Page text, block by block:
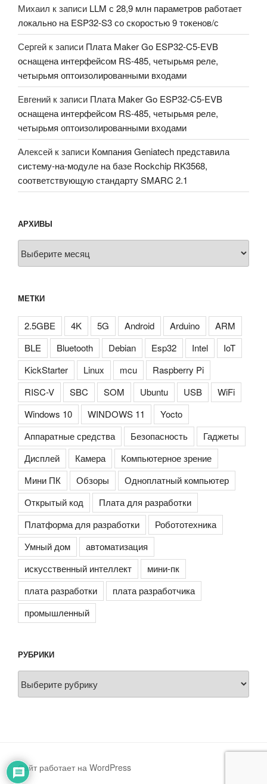
Михаил к записи LLM с 28,9 млн параметров работает
локально на ESP32-S3 со скоростью 9 токенов/с
Сергей к записи Плата Maker Go ESP32-C5-EVB
оснащена интерфейсом RS-485, четырьмя реле,
четырьмя оптоизолированными входами
Евгений к записи Плата Maker Go ESP32-C5-EVB
оснащена интерфейсом RS-485, четырьмя реле,
четырьмя оптоизолированными входами
Алексей к записи Компания Geniatech представила
систему-на-модуле на базе Rockchip RK3568,
соответствующую стандарту SMARC 2.1
АРХИВЫ
МЕТКИ
2.5GBE 4K 5G Android Arduino
ARM
BLE
Bluetooth Debian Esp32 Intel
IoT
KickStarter
Linux mcu
Raspberry Pi
RISC-V
SBC SOM Ubuntu USB
WiFi
Windows 10
WINDOWS 11
Yocto
Аппаратные средства
Безопасность
Гаджеты
Дисплей
Камера
Компьютерное зрение
Мини ПК
Обзоры
Одноплатный компьютер
Открытый код
Плата для разработки
Платформа для разработки
Робототехника
Умный дом
автоматизация
искусственный интеллект
мини-пк
плата разработки
плата разработчика
промышленный
РУБРИКИ
Сайт работает на WordPress